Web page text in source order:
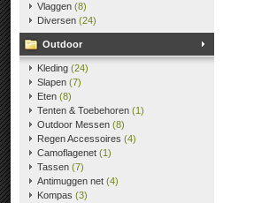
Vlaggen (8)
Diversen (24)
Outdoor
Kleding (24)
Slapen (7)
Eten (8)
Tenten & Toebehoren (1)
Outdoor Messen (8)
Regen Accessoires (4)
Camoflagenet (1)
Tassen (7)
Antimuggen net (4)
Kompas (3)